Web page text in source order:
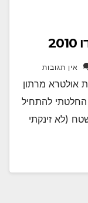
אין תגובות
אולטרא מרתון
לקראת מקצה ה-100 ק”מ החלטתי להתחיל
(לא זינקתי